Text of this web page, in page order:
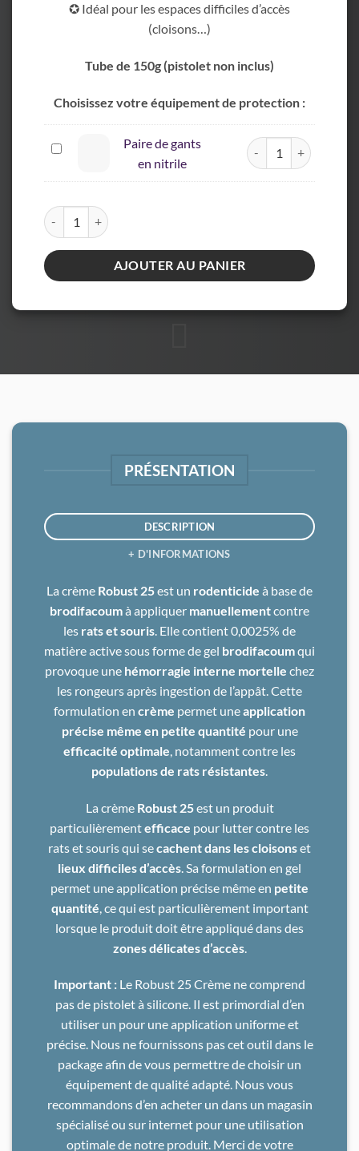
✪ Idéal pour les espaces difficiles d’accès
(cloisons…)
Tube de 150g (pistolet non inclus)
Choisissez votre équipement de protection :
Paire
gants
en
nitrile
Paire de gants
en nitrile
quantité de Paire de
quantité de ARMOSA - Robust 25 Crème spéciale rongeurs
AJOUTER AU PANIER
PRÉSENTATION
DESCRIPTION
+ D'INFORMATIONS
La crème Robust 25est un rodenticide à base de
brodifacoumà appliquer manuellementcontre
les rats et souris. Elle contient 0,0025% de
matière active sous forme de gel brodifacoumqui
provoque une hémorragie interne mortelle chez
les rongeurs après ingestion de l’appât. Cette
formulation en crème permet uneapplication
précise même en petite quantité pour une
efficacité optimale, notamment contre les
populations de rats résistantes.
La crème Robust 25est un produit
particulièrementefficace pour lutter contre les
rats et souris qui secachent dans les cloisonset
lieux difficiles d’accès . Sa formulation en gel
permet une application précise même en petite
quantité , ce qui est particulièrement important
lorsque le produit doit être appliqué dans des
zones délicates d’accès.
Important : Le Robust 25 Crème ne comprend
pas de pistolet à silicone. Il est primordial d’en
utiliser un pour une application uniforme et
précise. Nous ne fournissons pas cet outil dans le
package afin de vous permettre de choisir un
équipement de qualité adapté. Nous vous
recommandons d’en acheter un dans un magasin
spécialisé ou sur internetpour une utilisation
optimale de notre produit. Merci de votre